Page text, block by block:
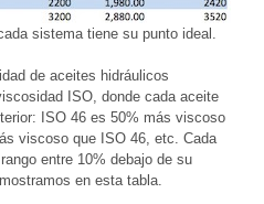
sistema tiene su punto ideal.
de aceites hidráulicos
ISO, donde cada aceite
ISO 46 es 50% más viscoso
viscoso que ISO 46, etc. Cada
entre 10% debajo de su
en esta tabla.